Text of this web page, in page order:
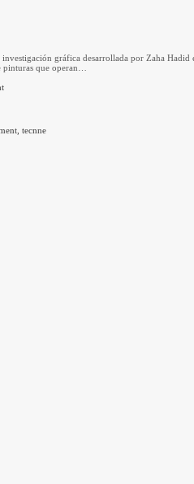
gráfica desarrollada por Zaha
pinturas que operan…